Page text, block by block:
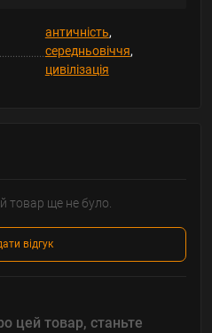
античність,
середньовіччя,
цивілізація
товар ще не було.
відгук
цей товар, станьте